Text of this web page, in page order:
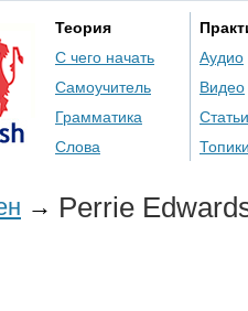
Теория
С чего начать
Самоучитель
Грамматика
Слова
Аудио
Видео
Статьи
Топики
→ Perrie